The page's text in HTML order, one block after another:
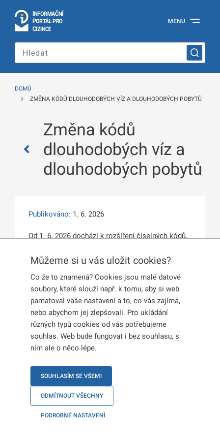
INFORMAČNÍ
PORTÁL PRO
CIZINCE
portál
cizince
Ministerstva
republiky
MENU
Můžeme si u vás uložit cookies?
Co že to znamená? Cookies jsou malé datové
soubory, které slouží např. k tomu, aby si web
pamatoval vaše nastavení a to, co vás zajímá,
nebo abychom jej zlepšovali. Pro ukládání
různých typů cookies od vás potřebujeme
souhlas. Web bude fungovat i bez souhlasu, s
ním ale o něco lépe.
SOUHLASÍM SE VŠEMI
ODMÍTNOUT VŠECHNY
PODROBNÉ NASTAVENÍ
DOMŮ
ZMĚNA KÓDŮ DLOUHODOBÝCH VÍZ A DLOUHODOBÝCH POBYTŮ
Změna kódů
dlouhodobých víz a
dlouhodobých pobytů
Publikováno: 1. 6. 2026
Od 1. 6. 2026 dochází k rozšíření číselných kódů,
se týká zejména zaměstnaneckých karet,
také dlouhodobých víz a pobytů za účelem
dalších vzdělávacích aktivit.
Biometrické průkazy povolení k pobytu vydané po
1. 6. 2026 už budou obsahovat nové kódy.
Dosavadní kódy
zůstávají v platnosti
, stejně tak i
průkazy a vízové štítky vydané před 1. 6. 2026.
Žádat o jejich výměnu není možné.
Aktuální kódy víz a pobytů naleznete